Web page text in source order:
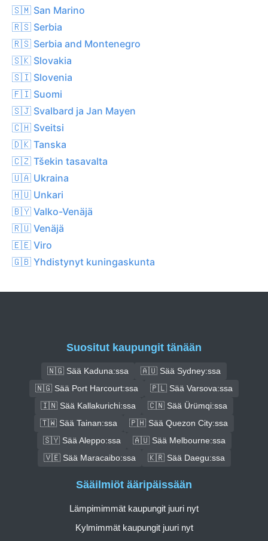
🇸🇲 San Marino
🇷🇸 Serbia
🇷🇸 Serbia and Montenegro
🇸🇰 Slovakia
🇸🇮 Slovenia
🇫🇮 Suomi
🇸🇯 Svalbard ja Jan Mayen
🇨🇭 Sveitsi
🇩🇰 Tanska
🇨🇿 Tšekin tasavalta
🇺🇦 Ukraina
🇭🇺 Unkari
🇧🇾 Valko-Venäjä
🇷🇺 Venäjä
🇪🇪 Viro
🇬🇧 Yhdistynyt kuningaskunta
Suositut kaupungit tänään
🇳🇬 Sää Kaduna:ssa
🇦🇺 Sää Sydney:ssa
🇳🇬 Sää Port Harcourt:ssa
🇵🇱 Sää Varsova:ssa
🇮🇳 Sää Kallakurichi:ssa
🇨🇳 Sää Ürümqi:ssa
🇹🇼 Sää Tainan:ssa
🇵🇭 Sää Quezon City:ssa
🇸🇾 Sää Aleppo:ssa
🇦🇺 Sää Melbourne:ssa
🇻🇪 Sää Maracaibo:ssa
🇰🇷 Sää Daegu:ssa
Sääilmiöt ääripäissään
Lämpimimmät kaupungit juuri nyt
Kylmimmät kaupungit juuri nyt